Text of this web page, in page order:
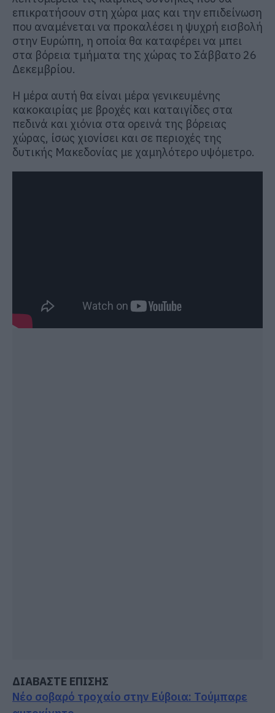
επικρατήσουν στη χώρα μας και την επιδείνωση
που αναμένεται να προκαλέσει η ψυχρή εισβολή
στην Ευρώπη, η οποία θα καταφέρει να μπει
στα βόρεια τμήματα της χώρας το Σάββατο 26
Δεκεμβρίου.
Η μέρα αυτή θα είναι μέρα γενικευμένης
κακοκαιρίας με βροχές και καταιγίδες στα
πεδινά και χιόνια στα ορεινά της βόρειας
χώρας, ίσως χιονίσει και σε περιοχές της
δυτικής Μακεδονίας με χαμηλότερο υψόμετρο.
ΔΙΑΒΑΣΤΕ ΕΠΙΣΗΣ
Νέο σοβαρό τροχαίο στην Εύβοια: Τούμπαρε